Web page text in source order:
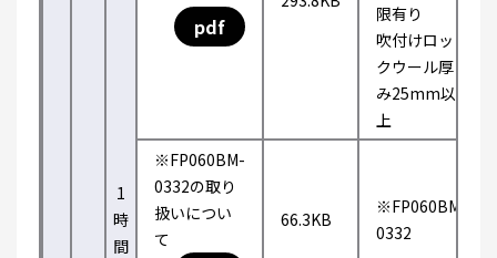
1
時
間
pdf
限有り
吹付けロッ
クウール厚
み25mm以
上
※FP060BM-
0332の取り
扱いについ
て
66.3KB
※FP060BM-
0332